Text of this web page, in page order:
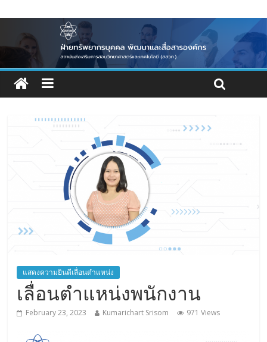
แสดงความยินดีเลื่อนตำแหน่ง
เลื่อนตำแหน่งพนักงาน
February 23, 2023 Kumarichart Srisom 971 Views